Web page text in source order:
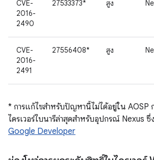
CVE-
2016-
2490
27533373* สูง
CVE-
2016-
2491
27556408* สูง
* การแก้ไขสำหรับปัญหานี้ไม่ได้อยู่ใน AOSP
ไดรเวอร์ไบนารีล่าสุดสำหรับอุปกรณ์ Nexus ซึ่
Google Developer